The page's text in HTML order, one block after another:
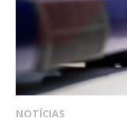
NOTÍCIAS